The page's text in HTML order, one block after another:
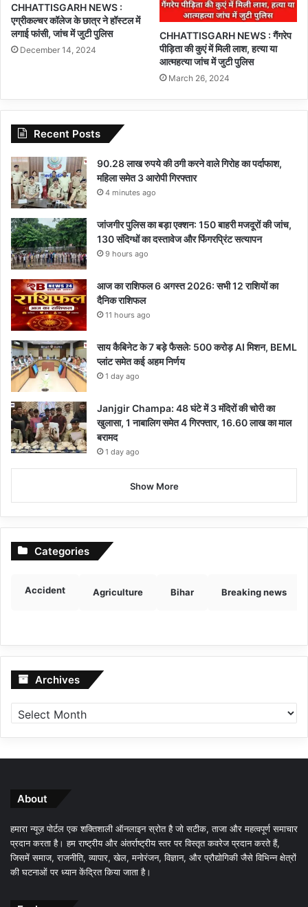
CHHATTISGARH NEWS :
एग्रीकल्चर कॉलेज के छात्र ने हॉस्टल में
लगाई फांसी, जांच में जुटी पुलिस
December 14, 2024
CHHATTISGARH NEWS : गैंगरेप
पीड़िता की कुएं में मिली लाश, हत्या या
आत्महत्या जांच में जुटी पुलिस
March 26, 2024
Recent Posts
90.28 लाख रुपये की ठगी करने वाले गिरोह का पर्दाफाश,
महिला समेत 3 आरोपी गिरफ्तार
4 minutes ago
जांजगीर पुलिस का बड़ा एक्शन: 150 बाहरी मजदूरों की जांच,
130 संदिग्धों का दस्तावेज और फिंगरप्रिंट सत्यापन
9 hours ago
आज का राशिफल 6 अगस्त 2026: सभी 12 राशियों का
दैनिक राशिफल
11 hours ago
साय कैबिनेट के 7 बड़े फैसले: 500 करोड़ AI मिशन, BEML
प्लांट समेत कई अहम निर्णय
1 day ago
Janjgir Champa: 48 घंटे में 3 मंदिरों की चोरी का
खुलासा, 1 नाबालिग समेत 4 गिरफ्तार, 16.60 लाख का माल
बरामद
1 day ago
Show More
Categories
Accident Agriculture Bihar Breaking news
Archives Archives
About
हमारा न्यूज़ पोर्टल एक शक्तिशाली ऑनलाइन स्रोत है जो सटीक, ताजा और महत्वपूर्ण समाचार
प्रदान करता है। हम राष्ट्रीय और अंतर्राष्ट्रीय स्तर पर विस्तृत कवरेज प्रदान करते हैं,
जिसमें समाज, राजनीति, व्यापार, खेल, मनोरंजन, विज्ञान, और प्रौद्योगिकी जैसे विभिन्न क्षेत्रों
की घटनाओं पर ध्यान केंद्रित किया जाता है।